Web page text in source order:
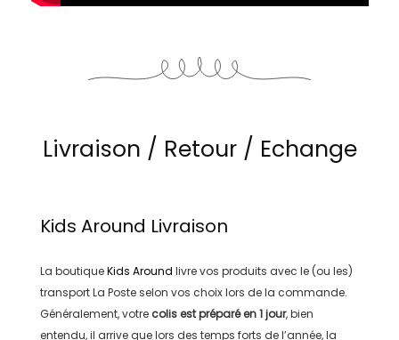
Livraison / Retour / Echange
Kids Around Livraison
La boutiqueKids Around livre vos produits avec le (ou les)
transportLa Posteselon vos choix lors de la commande.
Généralement, votre colis est préparé en1 jour, bien
entendu, il arrive que lors des temps forts de l’année, la